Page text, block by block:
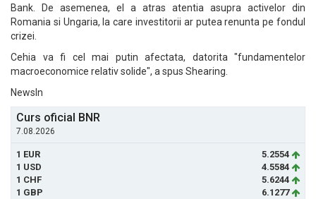
Bank. De asemenea, el a atras atentia asupra activelor din
Romania si Ungaria, la care investitorii ar putea renunta pe fondul
crizei.
Cehia va fi cel mai putin afectata, datorita "fundamentelor
macroeconomice relativ solide", a spus Shearing.
NewsIn
Curs oficial BNR
7.08.2026
1 EUR
5.2554
1 USD
4.5584
1 CHF
5.6244
1 GBP
6.1277